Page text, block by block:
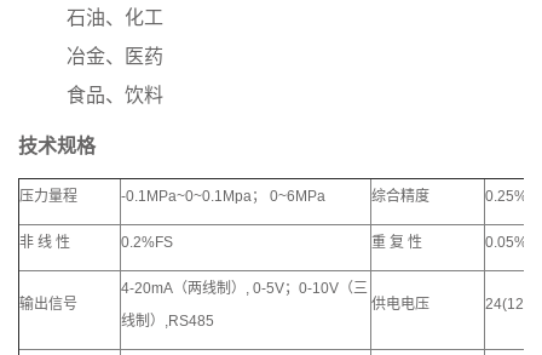
石油、化工
冶金、医药
食品、饮料
技术规格
压力量程 -0.1MPa~0~0.1Mpa； 0~6MPa 综合精度
非 线 性 0.2%FS 重 复 性
输出信号
4-20mA （两线制） , 0-5V； 0-10V （三
线制） ,RS485
供电电压